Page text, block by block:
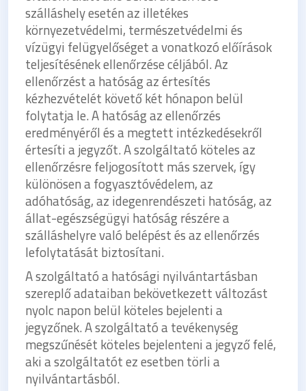
szálláshely esetén az illetékes
környezetvédelmi, természetvédelmi és
vízügyi felügyelőséget a vonatkozó előírások
teljesítésének ellenőrzése céljából. Az
ellenőrzést a hatóság az értesítés
kézhezvételét követő két hónapon belül
folytatja le. A hatóság az ellenőrzés
eredményéről és a megtett intézkedésekről
értesíti a jegyzőt. A szolgáltató köteles az
ellenőrzésre feljogosított más szervek, így
különösen a fogyasztóvédelem, az
adóhatóság, az idegenrendészeti hatóság, az
állat-egészségügyi hatóság részére a
szálláshelyre való belépést és az ellenőrzés
lefolytatását biztosítani.
A szolgáltató a hatósági nyilvántartásban
szereplő adataiban bekövetkezett változást
nyolc napon belül köteles bejelenti a
jegyzőnek. A szolgáltató a tevékenység
megszűnését köteles bejelenteni a jegyző felé,
aki a szolgáltatót ez esetben törli a
nyilvántartásból.